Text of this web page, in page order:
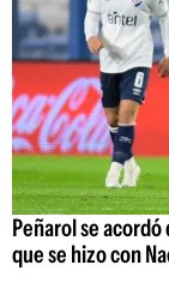
Peñarol se
que se hizo con